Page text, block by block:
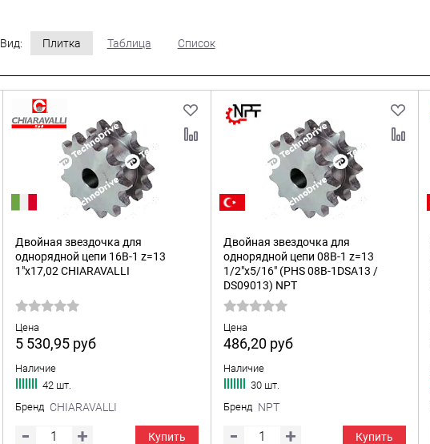
Вид: Плитка Таблица Список
Двойная звездочка для
однорядной цепи 16B-1 z=13
1"x17,02 CHIARAVALLI
Цена
5 530,95 руб
Наличие
42 шт.
Бренд CHIARAVALLI
Купить
Двойная звездочка для
однорядной цепи 08B-1 z=13
1/2"x5/16" (PHS 08B-1DSA13 /
DS09013) NPT
Цена
486,20 руб
Наличие
30 шт.
Бренд NPT
Купить